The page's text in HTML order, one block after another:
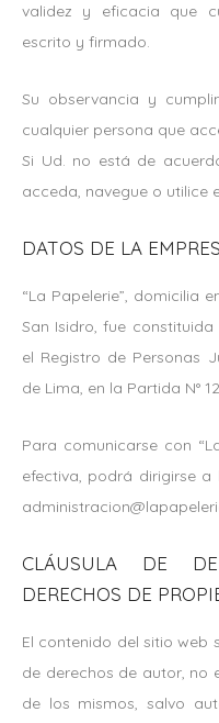
validez y eficacia que
escrito y firmado.
Su observancia y
cualquier persona que
Si Ud. no está de
acceda, navegue o utilice
DATOS DE LA
“La Papelerie”, domicilia
San Isidro, fue
el Registro de Personas
de Lima, en la Partida N°
Para comunicarse con
efectiva, podrá dirigirse
CLÁUSULA DE
DERECHOS DE
El contenido del sitio web
de derechos de autor, no
de los mismos, salvo